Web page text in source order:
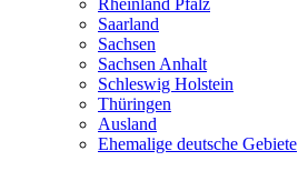
Rheinland Pfalz
Saarland
Sachsen
Sachsen Anhalt
Schleswig Holstein
Thüringen
Ausland
Ehemalige deutsche Gebiete